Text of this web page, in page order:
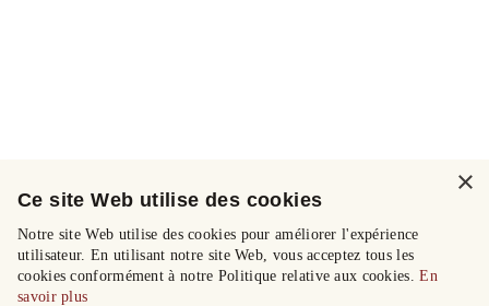
×
Ce site Web utilise des cookies
Notre site Web utilise des cookies pour améliorer l'expérience
utilisateur. En utilisant notre site Web, vous acceptez tous les
cookies conformément à notre Politique relative aux cookies.En
savoir plus